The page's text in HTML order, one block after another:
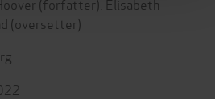
(oversetter)